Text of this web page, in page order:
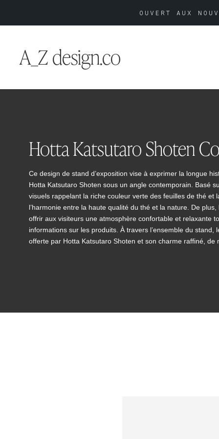
OUVERT AUX
A_Z design.co
Hotta Katsutaro Shoten
Ce design de stand d’exposition vise à exprimer la longue
Hotta Katsutaro Shoten sous un angle contemporain. Basé
visuels rappelant la riche couleur verte des feuilles de thé
l’harmonie entre la haute qualité du thé et la nature. De
offrir aux visiteurs une atmosphère confortable et relaxante
informations sur les produits. À travers l’ensemble du
offerte par Hotta Katsutaro Shoten et son charme raffiné, de